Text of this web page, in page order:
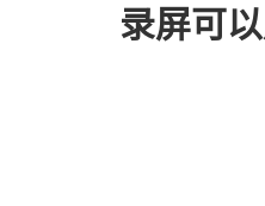
录屏可